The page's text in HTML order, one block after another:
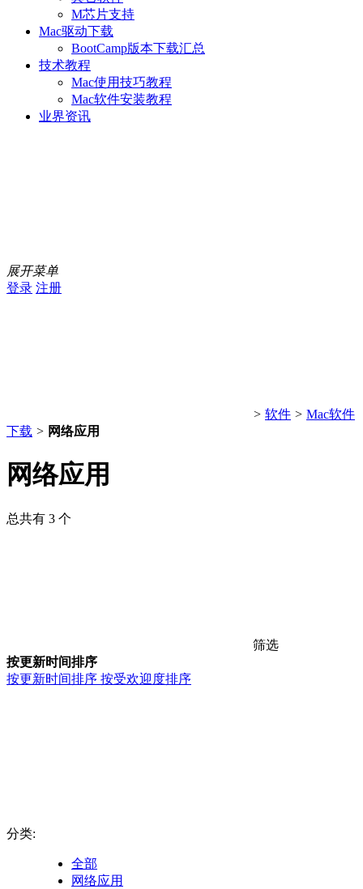
M芯片支持
Mac驱动下载
BootCamp版本下载汇总
技术教程
Mac使用技巧教程
Mac软件安装教程
业界资讯
展开菜单
登录 注册
> 软件 > Mac软件
下载 > 网络应用
网络应用
总共有 3 个
筛选
按更新时间排序
按更新时间排序 按受欢迎度排序
分类:
全部
网络应用